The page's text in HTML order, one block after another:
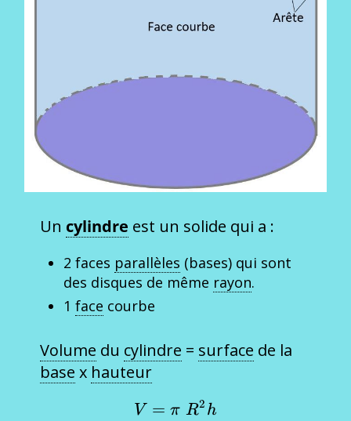
Un cylindre est un solide qui a :
2 faces parallèles (bases) qui sont
des disques de même rayon.
1face courbe
Volume du cylindre = surface de la
base x hauteur
V=\pi\ R^2 h
V = π R2 h